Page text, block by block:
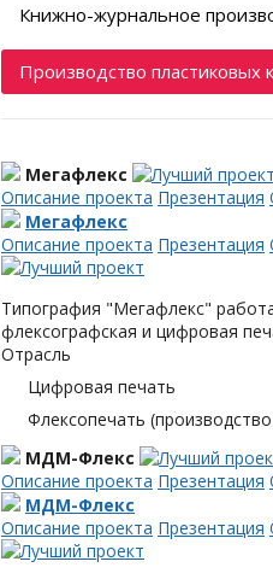
Книжно-журнальное
Производство пластиковых
Мегафлекс
Описание проекта Презентация
Мегафлекс
Описание проекта Презентация
Типография "Мегафлекс"
флексографская и цифровая
Отрасль
Цифровая печать
Флексопечать
МДМ-Флекс
Описание проекта Презентация
МДМ-Флекс
Описание проекта Презентация